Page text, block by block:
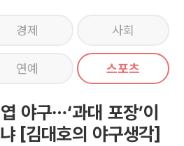
경제 사회
연예 스포츠
야구…‘과대 포장’이
[김대호의 야구생각]